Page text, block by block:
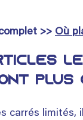
>> Où
plus
carrés limités,